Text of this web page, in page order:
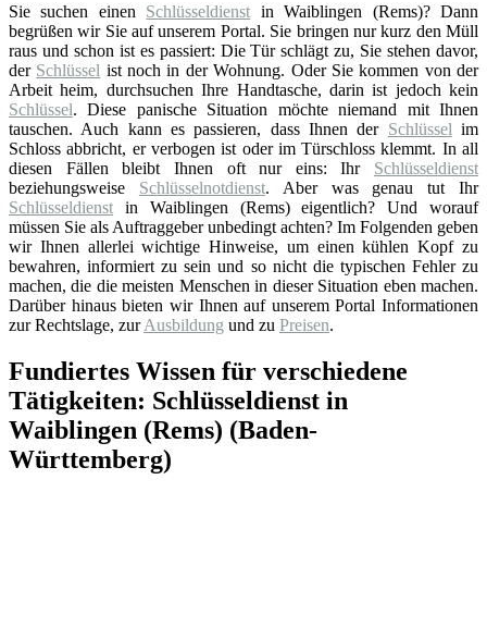
Sie suchen einen Schlüsseldienst in Waiblingen (Rems)? Dann
begrüßen wir Sie auf unserem Portal. Sie bringen nur kurz den Müll
raus und schon ist es passiert: Die Tür schlägt zu, Sie stehen davor,
der Schlüssel ist noch in der Wohnung. Oder Sie kommen von der
Arbeit heim, durchsuchen Ihre Handtasche, darin ist jedoch kein
Schlüssel. Diese panische Situation möchte niemand mit Ihnen
tauschen. Auch kann es passieren, dass Ihnen der Schlüssel im
Schloss abbricht, er verbogen ist oder im Türschloss klemmt. In all
diesen Fällen bleibt Ihnen oft nur eins: Ihr Schlüsseldienst
beziehungsweise Schlüsselnotdienst. Aber was genau tut Ihr
Schlüsseldienst in Waiblingen (Rems) eigentlich? Und worauf
müssen Sie als Auftraggeber unbedingt achten? Im Folgenden geben
wir Ihnen allerlei wichtige Hinweise, um einen kühlen Kopf zu
bewahren, informiert zu sein und so nicht die typischen Fehler zu
machen, die die meisten Menschen in dieser Situation eben machen.
Darüber hinaus bieten wir Ihnen auf unserem Portal Informationen
zur Rechtslage, zurAusbildung und zu Preisen.
Fundiertes Wissen für verschiedene
Tätigkeiten: Schlüsseldienst in
Waiblingen (Rems) (Baden-
Württemberg)